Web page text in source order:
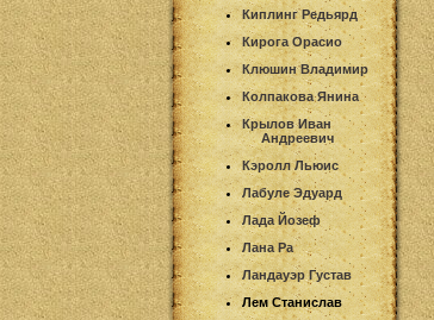
Киплинг Редьярд
Кирога Орасио
Клюшин Владимир
Колпакова Янина
Крылов Иван
Андреевич
Кэролл Льюис
Лабуле Эдуард
Лада Йозеф
Лана Ра
Ландауэр Густав
Лем Станислав